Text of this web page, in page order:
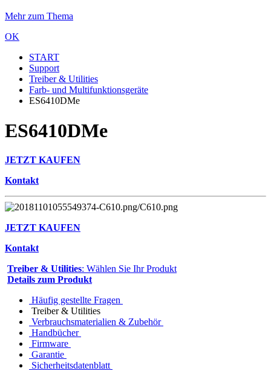
Mehr zum Thema
OK
START
Support
Treiber & Utilities
Farb- und Multifunktionsgeräte
ES6410DMe
ES6410DMe
JETZT KAUFEN
Kontakt
JETZT KAUFEN
Kontakt
Treiber & Utilities: Wählen Sie Ihr Produkt
Details zum Produkt
Häufig gestellte Fragen
Treiber & Utilities
Verbrauchsmaterialien & Zubehör
Handbücher
Firmware
Garantie
Sicherheitsdatenblatt